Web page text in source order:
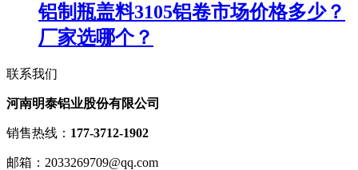
铝制瓶盖料3105铝卷市场价格多少？
厂家选哪个？
联系我们
河南明泰铝业股份有限公司
销售热线： 177-3712-1902
邮箱：2033269709@qq.com